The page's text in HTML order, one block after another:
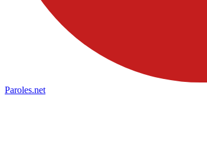
Paroles.net